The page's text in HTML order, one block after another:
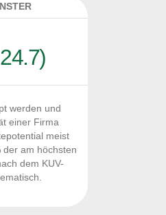
werden und
einer Firma
meist
der am höchsten
dem KUV-